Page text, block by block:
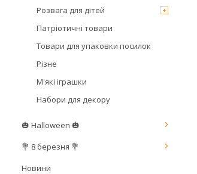
Розвага для дітей
Патріотичні товари
Товари для упаковки посилок
Різне
М'які іграшки
Набори для декору
🎃 Halloween 🎃
💐 8 березня 💐
Новини